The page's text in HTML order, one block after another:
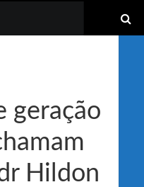
geração
Hildon